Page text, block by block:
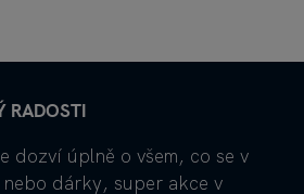
RADOSTI
dozví úplně o všem, co se v
dárky, super akce v